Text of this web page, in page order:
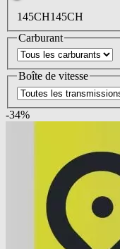
145CH145CH
Carburant
Boîte de vitesse
-34%